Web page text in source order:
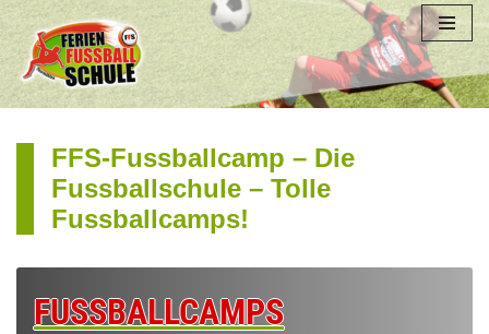
Zum
Inhalt
springen
FFS-Fussballcamp – Die
Fussballschule – Tolle
Fussballcamps!
FUSSBALLCAMPS